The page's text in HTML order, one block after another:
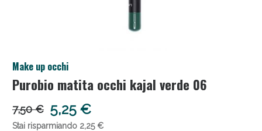
Make up occhi
Purobio matita occhi kajal verde 06
7,50 € 5,25 €
Stai risparmiando 2,25 €
Salini e Multivitaminici: oggi Sconto extra fino al